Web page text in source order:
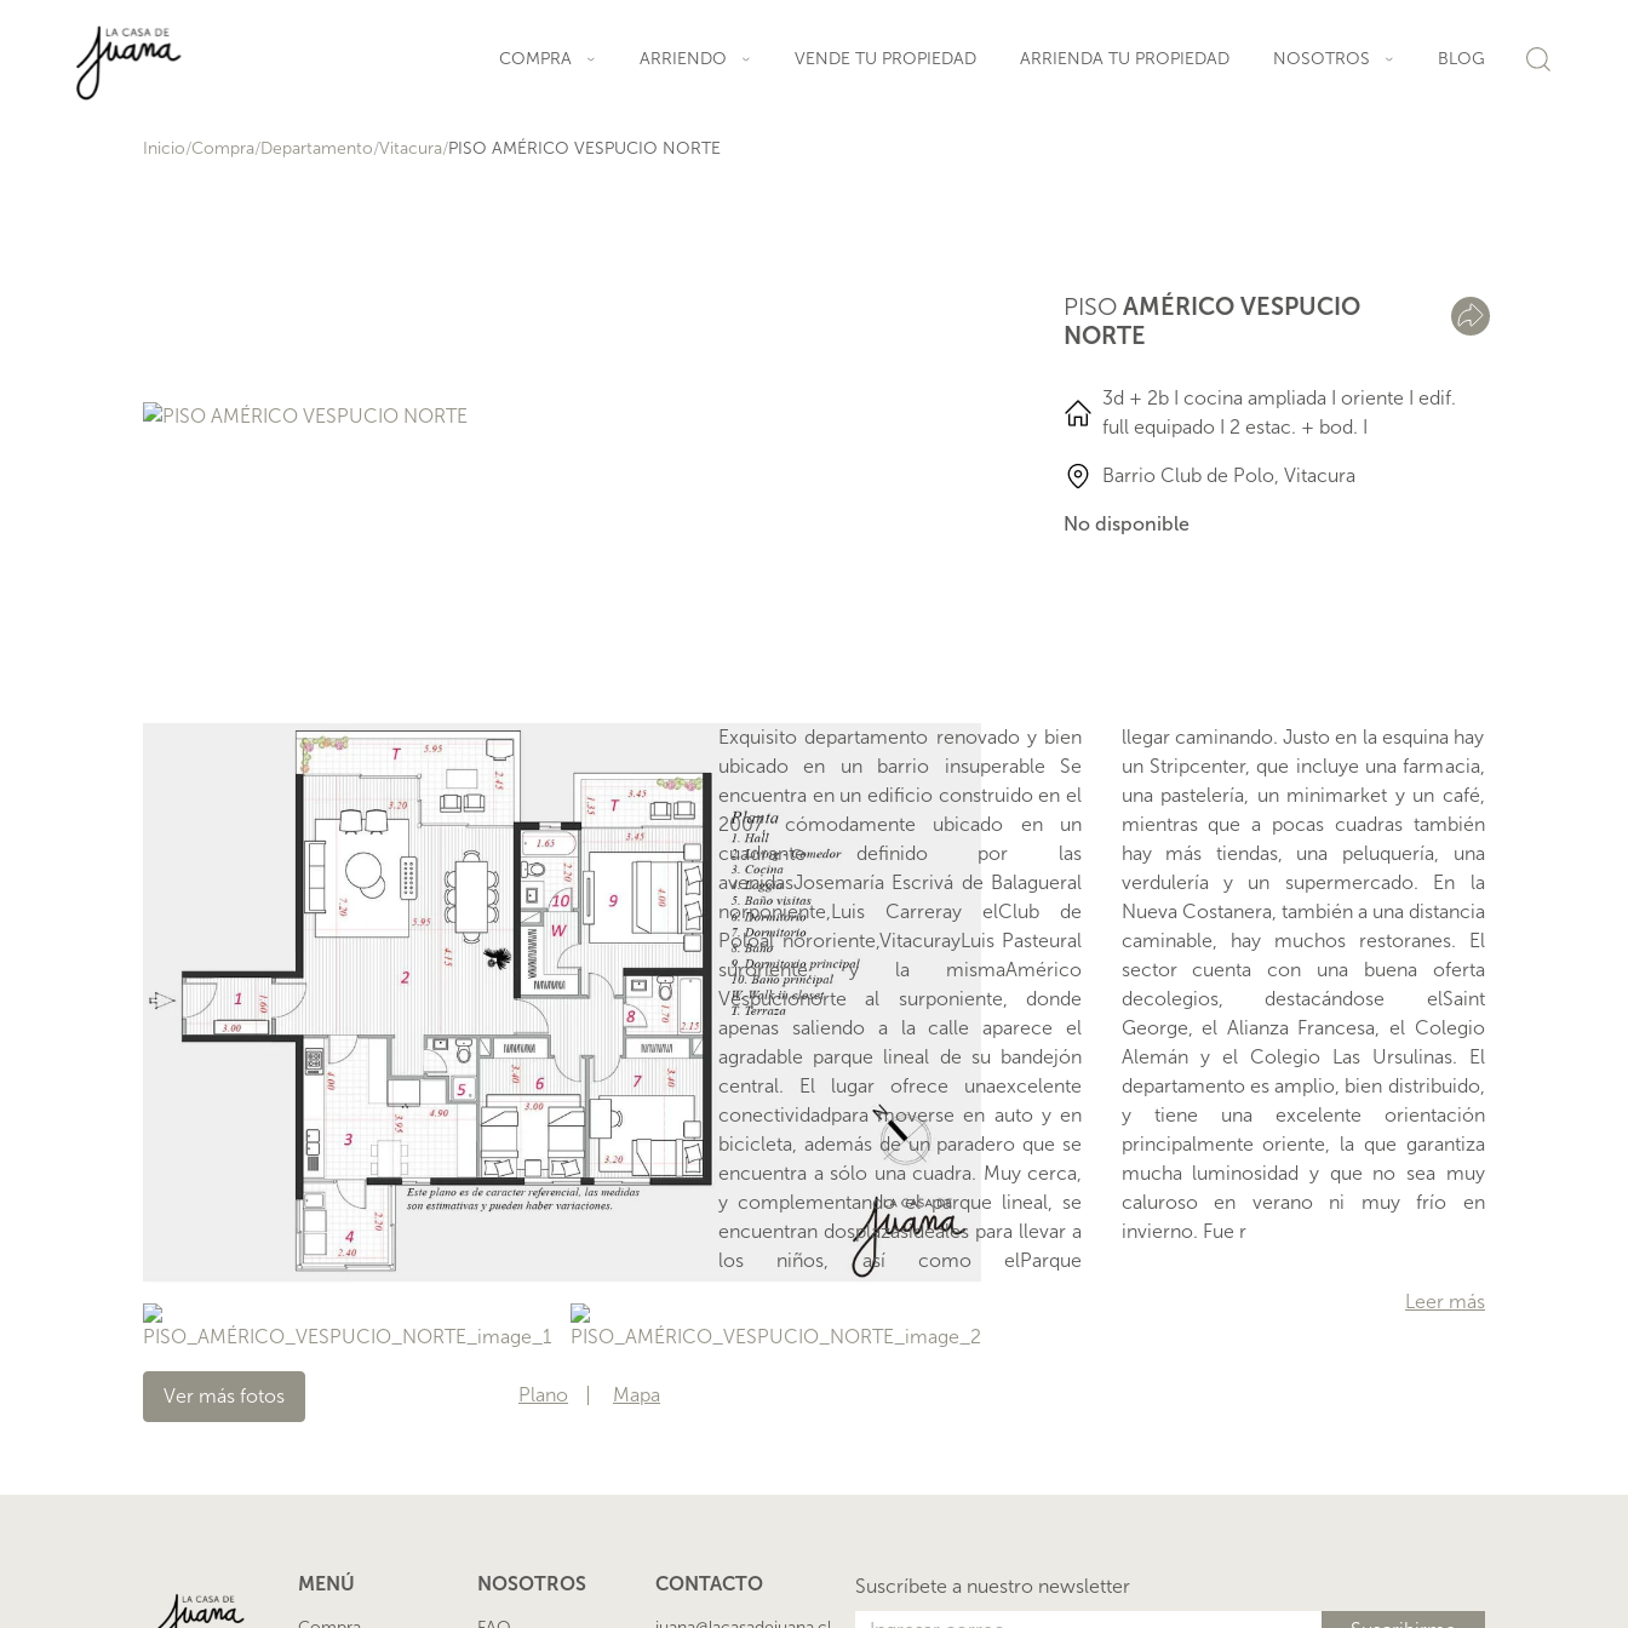
COMPRA ARRIENDO VENDE TU PROPIEDAD ARRIENDA TU PROPIEDAD NOSOTROS BLOG
Inicio Compra Departamento Vitacura PISO AMÉRICO VESPUCIO NORTE
PISO AMÉRICO VESPUCIO
NORTE
3d + 2b I cocina ampliada I oriente I edif.
full equipado I 2 estac. + bod. I
Barrio Club de Polo, Vitacura
No disponible
Exquisito departamento renovado y bien
ubicado en un barrio insuperable Se
encuentra en un edificio construido en el
2007, cómodamente ubicado en un
cuadrante definido por las
avenidasJosemaría Escrivá de Balagueral
norponiente,Luis Carreray elClub de
Poloal nororiente,VitacurayLuis Pasteural
suroriente, y la mismaAmérico
Vespucionorte al surponiente, donde
apenas saliendo a la calle aparece el
agradable parque lineal de su bandejón
central. El lugar ofrece unaexcelente
conectividadpara moverse en auto y en
bicicleta, además de un paradero que se
encuentra a sólo una cuadra. Muy cerca,
y complementando el parque lineal, se
encuentran dosplazasideales para llevar a
los niños, así como elParque
llegar caminando. Justo en la esquina hay
un Stripcenter, que incluye una farmacia,
una pastelería, un minimarket y un café,
mientras que a pocas cuadras también
hay más tiendas, una peluquería, una
verdulería y un supermercado. En la
Nueva Costanera, también a una distancia
caminable, hay muchos restoranes. El
sector cuenta con una buena oferta
decolegios, destacándose elSaint
George, el Alianza Francesa, el Colegio
Alemán y el Colegio Las Ursulinas. El
departamento es amplio, bien distribuido,
y tiene una excelente orientación
principalmente oriente, la que garantiza
mucha luminosidad y que no sea muy
caluroso en verano ni muy frío en
invierno. Fue r
Leer más
Ver más fotos Plano Mapa
MENÚ NOSOTROS CONTACTO Suscríbete a nuestro newsletter